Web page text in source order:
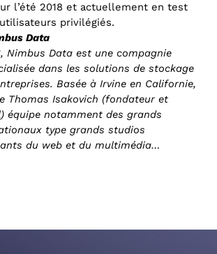
l’été 2018 et actuellement en test
privilégiés.
Data
Nimbus Data est une compagnie
dans les solutions de stockage
Basée à Irvine en Californie,
Thomas Isakovich (fondateur et
équipe notamment des grands
type grands studios
du web et du multimédia…